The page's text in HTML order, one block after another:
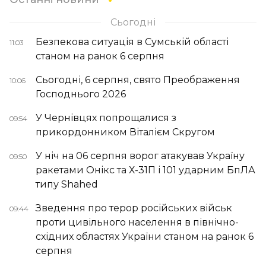
Сьогодні
11:03
Безпекова ситуація в Сумській області
станом на ранок 6 серпня
10:06
Сьогодні, 6 серпня, свято Преображення
Господнього 2026
09:54
У Чернівцях попрощалися з
прикордонником Віталієм Скругом
09:50
У ніч на 06 серпня ворог атакував Україну
ракетами Онікс та Х-31П і 101 ударним БпЛА
типу Shahed
09:44
Зведення про терор російських військ
проти цивільного населення в північно-
східних областях України станом на ранок 6
серпня